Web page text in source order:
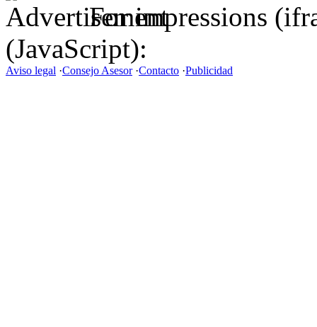
For impressions
(JavaScript):
Aviso legal ·Consejo Asesor·Contacto ·Publicidad